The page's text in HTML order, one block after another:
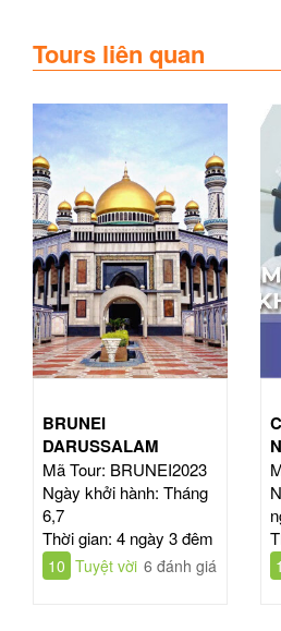
Tours liên quan
BRUNEI
DARUSSALAM
Mã Tour: BRUNEI2023
Ngày khởi hành: Tháng
6,7
Thời gian: 4 ngày 3 đêm
10 Tuyệt vời 6 đánh giá